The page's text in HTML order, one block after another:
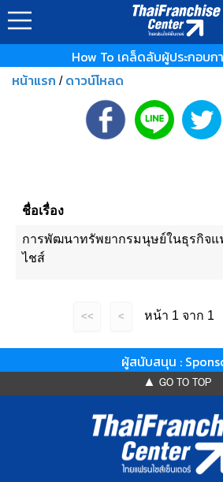
How To เคล็ดลับผู้ประกอบก
หน้าแรก / ดาวน์โหลด
ชื่อเรื่อง
การพัฒนาทรัพยากรมนุษย์ในธุรกิจแ
ไชส์
<< < หน้า 1 จาก 1
ผู้สนับสนุน :
▲ GO TO TOP